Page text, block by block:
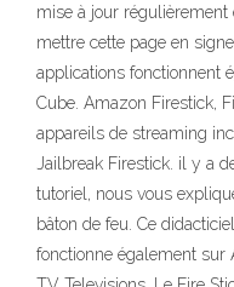
mise à jour régulièrement
mettre cette page en
applications fonctionnent
Cube. Amazon Firestick,
appareils de streaming
Jailbreak Firestick. il y a
tutoriel, nous vous
bâton de feu. Ce
fonctionne également sur